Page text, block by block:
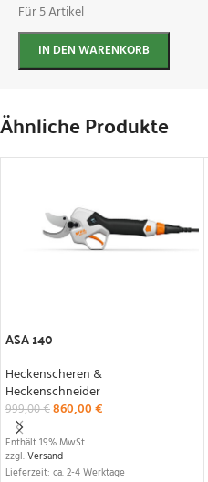
Für 5 Artikel
IN DEN WARENKORB
Ähnliche Produkte
ASA 140
Heckenscheren &
Heckenschneider
999,00€860,00€
Enthält 19% MwSt.
zzgl.Versand
Lieferzeit: ca. 2-4 Werktage